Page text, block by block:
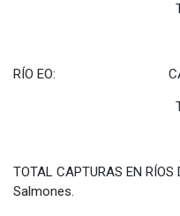
TOTAL DEL
RÍO EO:
TOTAL DEL
TOTAL CAPTURAS EN RÍOS
Salmones.